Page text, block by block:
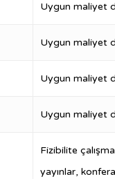
Uygun maliyet
Uygun maliyet
Uygun maliyet
Uygun maliyet
Fizibilite
yayınlar,